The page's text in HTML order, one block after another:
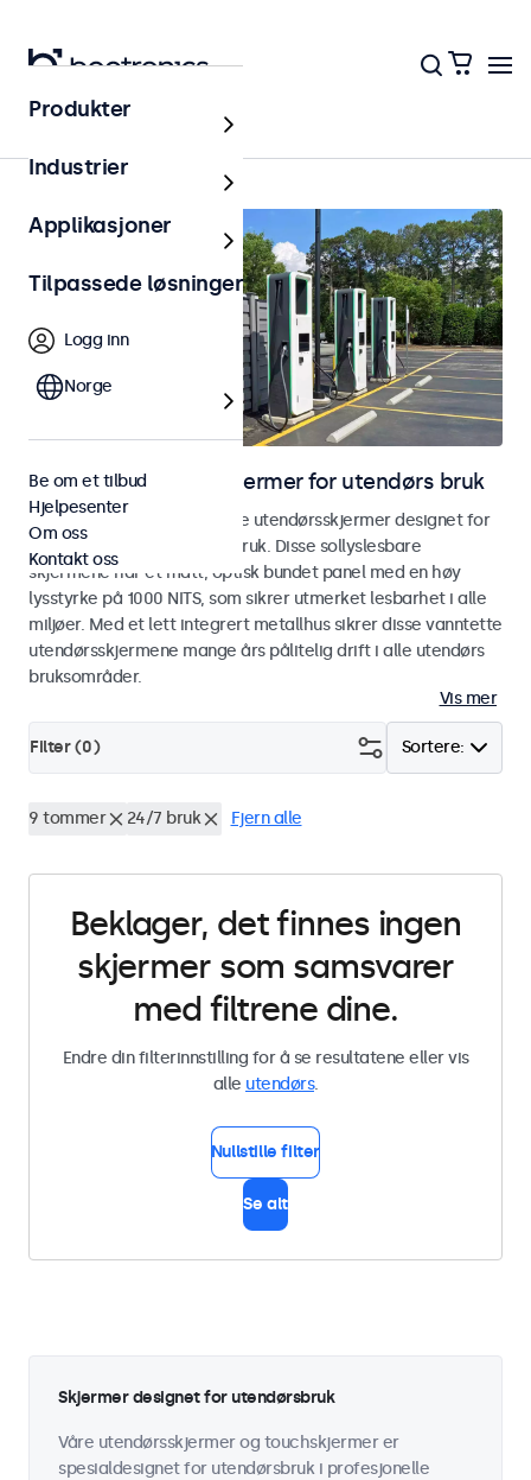
Utendørs
Skjermer og touchskjermer for utendørs bruk
Utforsk våre værbestandige utendørsskjermer designet for
industriell og kommersiell bruk. Disse sollyslesbare
skjermene har et matt, optisk bundet panel med en høy
lysstyrke på 1000 NITS, som sikrer utmerket lesbarhet i alle
miljøer. Med et lett integrert metallhus sikrer disse vanntette
utendørsskjermene mange års pålitelig drift i alle utendørs
bruksområder.
Vis mer
Sortere:
Filter (0)
9 tommer 24/7 bruk Fjern alle
Beklager, det finnes ingen
skjermer som samsvarer
med filtrene dine.
Endre din filterinnstilling for å se resultatene eller vis
alle utendørs.
Nullstille filter
Se alt
Skjermer designet for utendørsbruk
Våre utendørsskjermer og touchskjermer er
spesialdesignet for utendørsbruk i profesjonelle
Produkter
Industrier
Applikasjoner
Tilpassede løsninger
Logg inn
Norge
Be om et tilbud
Hjelpesenter
Om oss
Kontakt oss